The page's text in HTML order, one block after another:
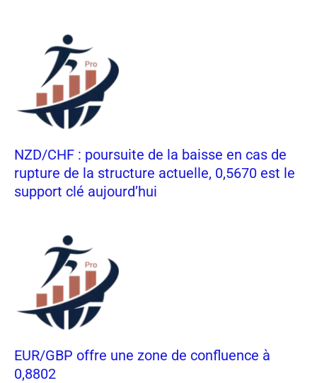
NZD/CHF : poursuite de la baisse en cas de
rupture de la structure actuelle, 0,5670 est le
support clé aujourd’hui
EUR/GBP offre une zone de confluence à
0,8802